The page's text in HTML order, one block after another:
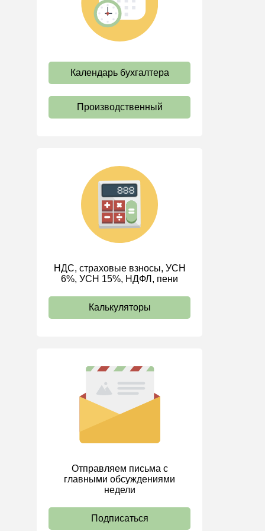
труда
Отпуск и время отдыха
Ответственность и
взыскания
Пенсии
должностные инструкции
Трудовые книжки
Кадровые документы и
образцы
Персональные данные
ИП
Календарь бухгалтера
Производственный
НДС, страховые взносы, УСН
6%, УСН 15%, НДФЛ, пени
Калькуляторы
Отправляем письма с
главными обсуждениями
недели
Подписаться